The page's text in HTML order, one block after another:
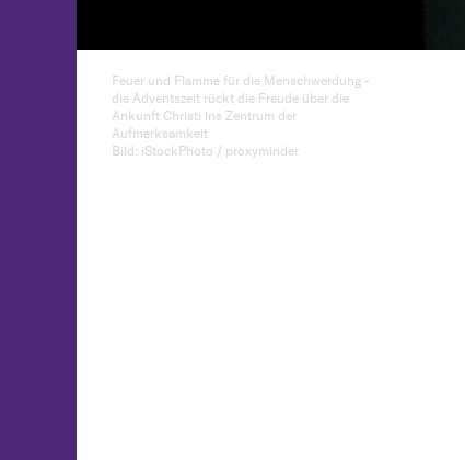
Feuer und Flamme für die Menschwerdung -
die Adventszeit rückt die Freude über die
Ankunft Christi ins Zentrum der
Aufmerksamkeit
Bild: iStockPhoto / proxyminder